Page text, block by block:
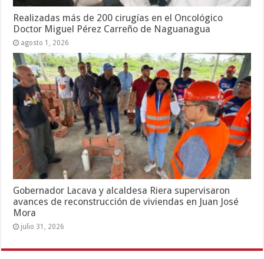
Realizadas más de 200 cirugías en el Oncológico
Doctor Miguel Pérez Carreño de Naguanagua
agosto 1, 2026
Gobernador Lacava y alcaldesa Riera supervisaron
avances de reconstrucción de viviendas en Juan José
Mora
julio 31, 2026